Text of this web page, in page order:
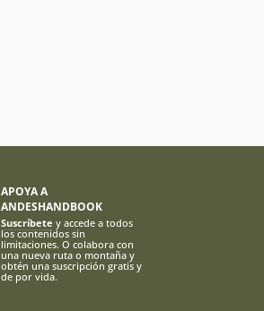
APOYA A
ANDESHANDBOOK
Suscríbete y accede a todos
los contenidos sin
limitaciones. O colabora con
una nueva ruta o montaña y
obtén una suscripción gratis y
de por vida.